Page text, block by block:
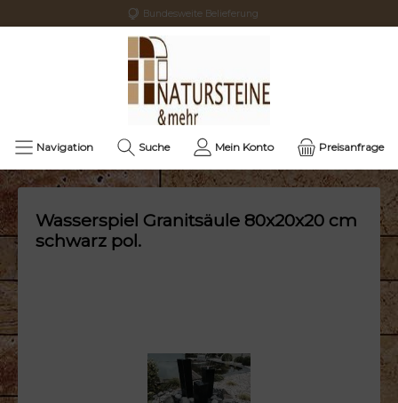
Bundesweite Belieferung
Navigation Suche Mein Konto Preisanfrage
Wasserspiel Granitsäule 80x20x20 cm
schwarz pol.